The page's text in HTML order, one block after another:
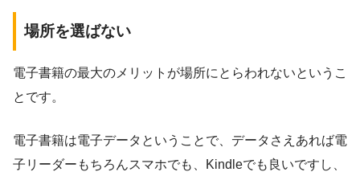
場所を選ばない
電子書籍の最大のメリットが場所にとらわれないというこ
とです。
電子書籍は電子データということで、データさえあれば電
子リーダーもちろんスマホでも、Kindleでも良いですし、